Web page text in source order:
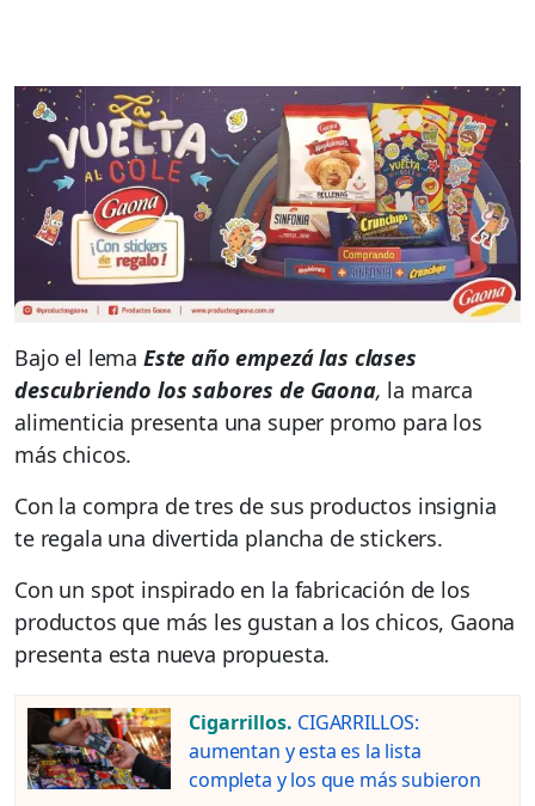
Bajo el lema Este año empezá las clases
descubriendo los sabores de Gaona, la marca
alimenticia presenta una super promo para los
más chicos.
Con la compra de tres de sus productos insignia
te regala una divertida plancha de stickers.
Con un spot inspirado en la fabricación de los
productos que más les gustan a los chicos, Gaona
presenta esta nueva propuesta.
Cigarrillos. CIGARRILLOS:
aumentan y esta es la lista
completa y los que más subieron